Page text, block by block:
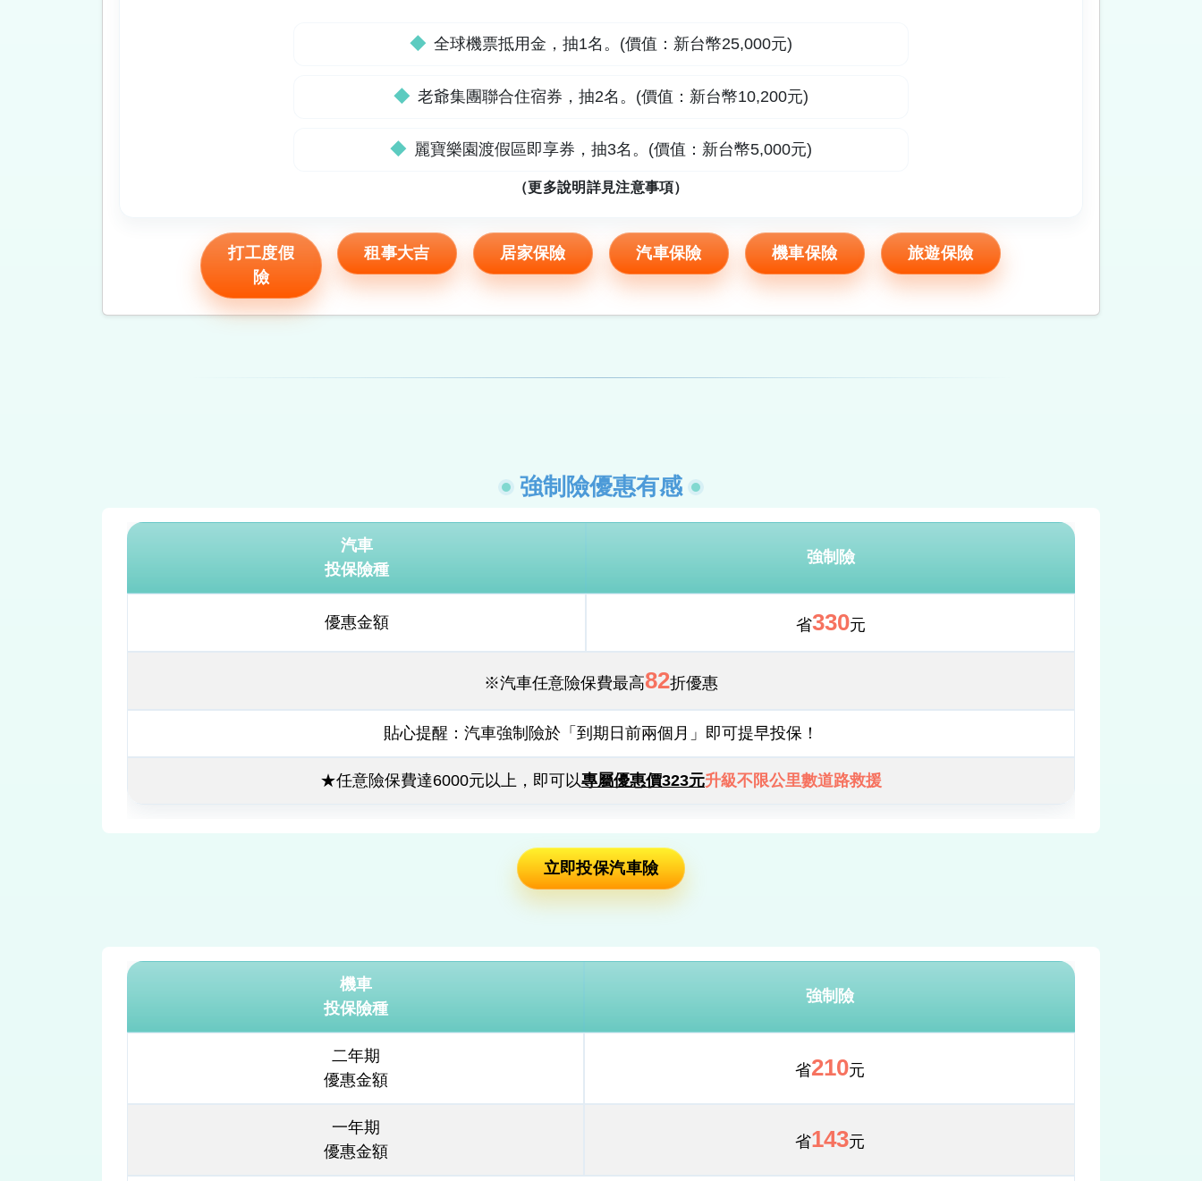
◆ 全球機票抵用金，抽1名。(價值：新台幣25,000元)
◆ 老爺集團聯合住宿券，抽2名。(價值：新台幣10,200元)
◆ 麗寶樂園渡假區即享券，抽3名。(價值：新台幣5,000元)
（更多說明詳見注意事項）
打工度假
險
租事大吉 居家保險 汽車保險 機車保險 旅遊保險
強制險優惠有感
汽車
投保險種
強制險
優惠金額 省330元
※汽車任意險保費最高82折優惠
貼心提醒：汽車強制險於「到期日前兩個月」即可提早投保！
★任意險保費達6000元以上，即可以專屬優惠價323元升級不限公里數道路救援
立即投保汽車險
機車
投保險種
強制險
二年期
優惠金額
省210元
一年期
優惠金額
省143元